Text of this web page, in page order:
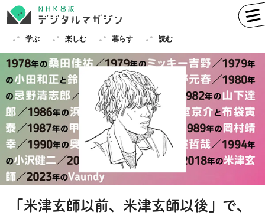
学ぶ 楽しむ 暮らす 読む
学ぶ 英語 フランス語
ドイツ語 イタリア語
スペイン語
その他
「米津玄師以前、米津玄師以後」で、